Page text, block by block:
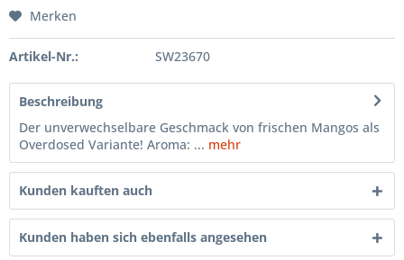
Merken
Artikel-Nr.: SW23670
Beschreibung
Der unverwechselbare Geschmack von frischen Mangos als
Overdosed Variante! Aroma: ... mehr
Kunden kauften auch
Kunden haben sich ebenfalls angesehen